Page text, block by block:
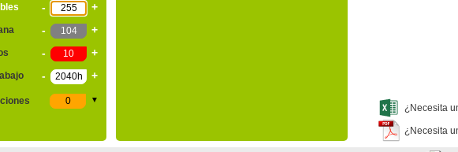
- +
- +
- +
- +
▼
¿Necesita
¿Necesita